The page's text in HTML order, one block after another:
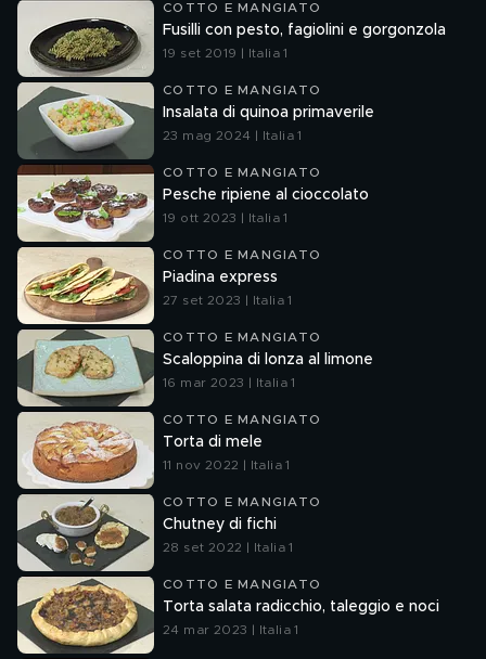
COTTO E MANGIATO
Fusilli con pesto, fagiolini e gorgonzola
19 set 2019 | Italia 1
COTTO E MANGIATO
Insalata di quinoa primaverile
23 mag 2024 | Italia 1
COTTO E MANGIATO
Pesche ripiene al cioccolato
19 ott 2023 | Italia 1
COTTO E MANGIATO
Piadina express
27 set 2023 | Italia 1
COTTO E MANGIATO
Scaloppina di lonza al limone
16 mar 2023 | Italia 1
COTTO E MANGIATO
Torta di mele
11 nov 2022 | Italia 1
COTTO E MANGIATO
Chutney di fichi
28 set 2022 | Italia 1
COTTO E MANGIATO
Torta salata radicchio, taleggio e noci
24 mar 2023 | Italia 1